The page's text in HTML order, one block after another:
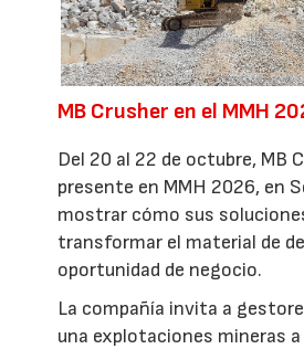
MB Crusher en el MMH
Del 20 al 22 de octubre, MB
presente en MMH 2026, en
mostrar cómo sus
transformar el material de
oportunidad de negocio.
La compañía invita a
una explotaciones mineras